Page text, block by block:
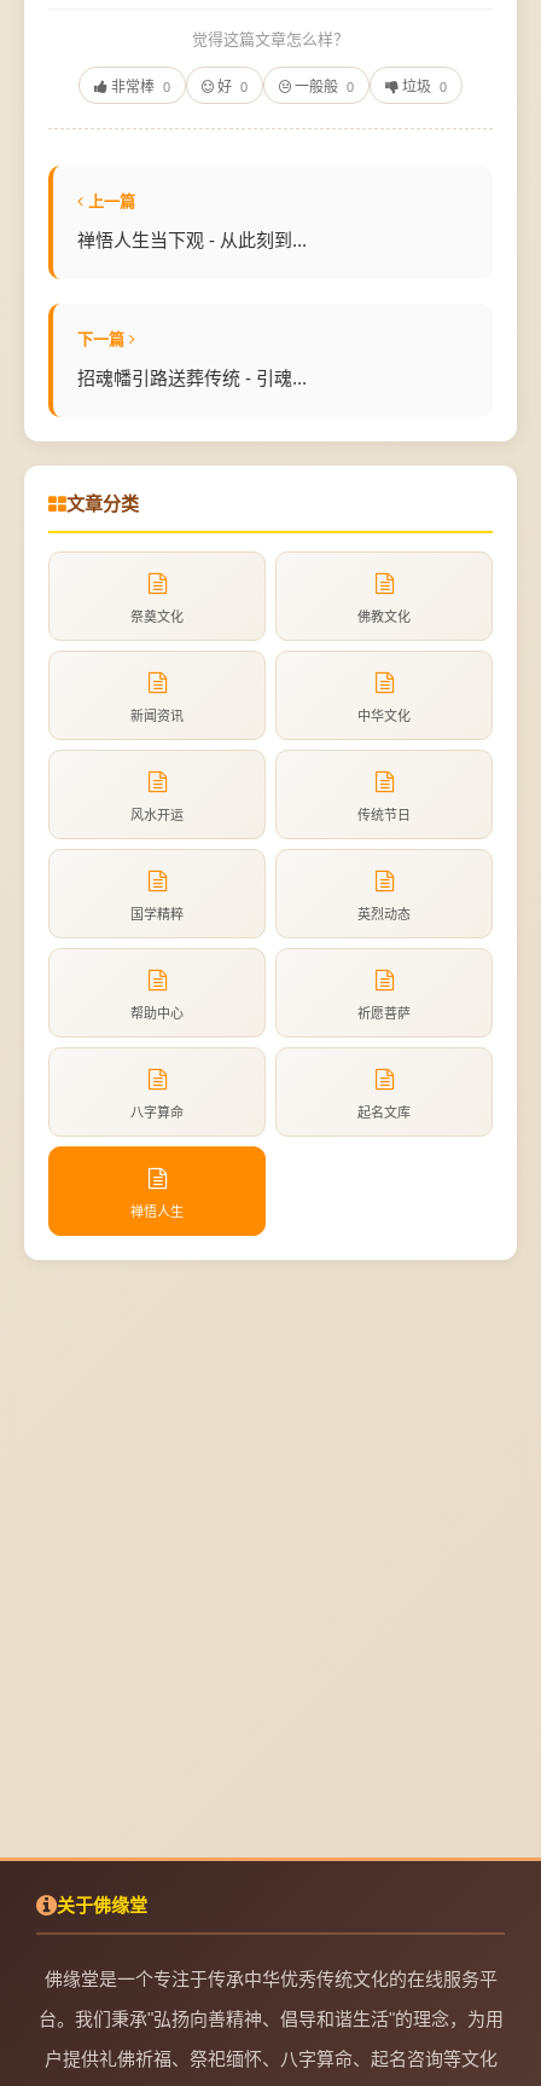
觉得这篇文章怎么样？
非常棒 0 好 0 一般般 0 垃圾 0
上一篇
禅悟人生当下观 - 从此刻到...
下一篇
招魂幡引路送葬传统 - 引魂...
文章分类
祭奠文化 佛教文化
新闻资讯 中华文化
风水开运 传统节日
国学精粹 英烈动态
帮助中心 祈愿菩萨
八字算命 起名文库
禅悟人生
关于佛缘堂
佛缘堂是一个专注于传承中华优秀传统文化的在线服务平
台。我们秉承"弘扬向善精神、倡导和谐生活"的理念，为用
户提供礼佛祈福、祭祀缅怀、八字算命、起名咨询等文化